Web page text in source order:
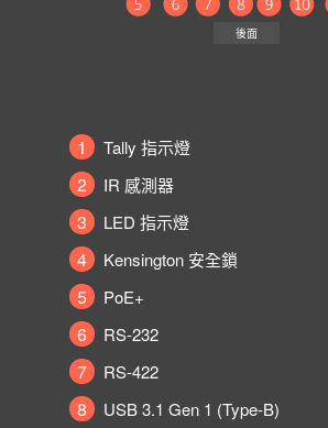
後面
1 Tally 指示燈
2 IR 感測器
3 LED 指示燈
4 Kensington 安全鎖
5 PoE+
6 RS-232
7 RS-422
8 USB 3.1 Gen 1 (Type-B)